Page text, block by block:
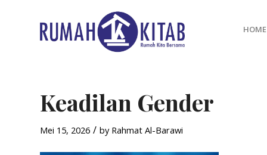
HOME
Keadilan Gender
Mei 15, 2026 / by Rahmat Al-Barawi